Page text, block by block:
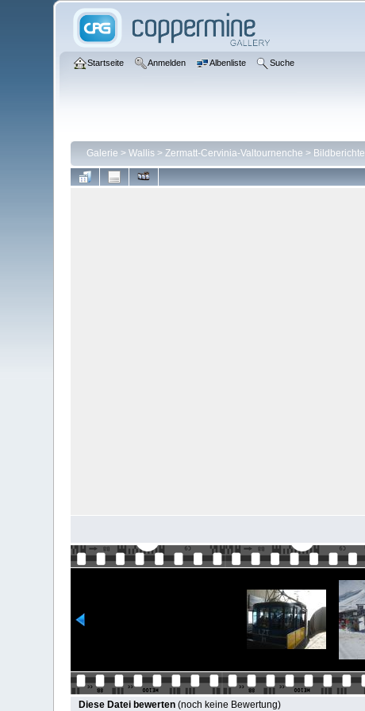
Startseite Anmelden Albenliste Suche
Galerie > Wallis> Zermatt-Cervinia-Valtournenche > Bildberichte
Diese Datei bewerten(noch keine Bewertung)